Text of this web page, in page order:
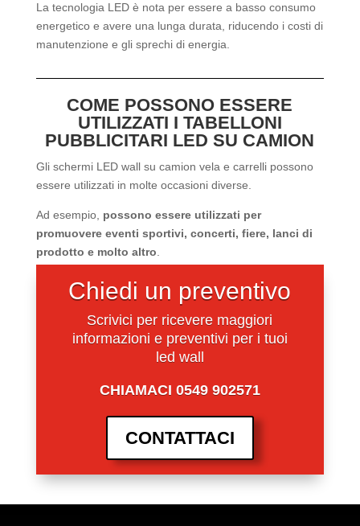
La tecnologia LED è nota per essere a basso consumo
energetico e avere una lunga durata, riducendo i costi di
manutenzione e gli sprechi di energia.
COME POSSONO ESSERE
UTILIZZATI I TABELLONI
PUBBLICITARI LED SU CAMION
Gli schermi LED wall su camion vela e carrelli possono
essere utilizzati in molte occasioni diverse.
Ad esempio, possono essere utilizzati per
promuovere eventi sportivi, concerti, fiere, lanci di
prodotto e molto altro.
Chiedi un preventivo
Scrivici per ricevere maggiori
informazioni e preventivi per i tuoi
led wall
CHIAMACI 0549 902571
CONTATTACI